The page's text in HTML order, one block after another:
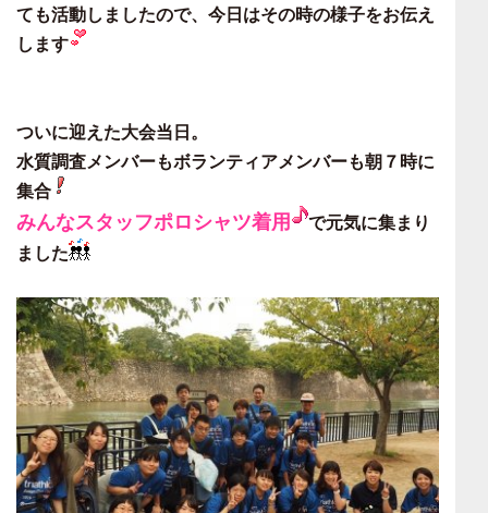
ても活動しましたので、今日はその時の様子をお伝え
します
ついに迎えた大会当日。
水質調査メンバーもボランティアメンバーも朝７時に
集合
みんなスタッフポロシャツ着用
で元気に集まり
ました